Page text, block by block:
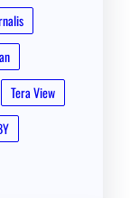
Tera View